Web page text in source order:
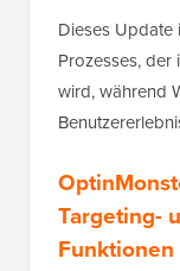
Dieses Update
Prozesses,
wird, während
Targeting-